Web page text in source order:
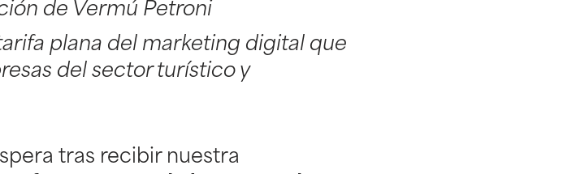
de Vermú Petroni
plana del marketing digital que
del sector turístico y
tras recibir nuestra